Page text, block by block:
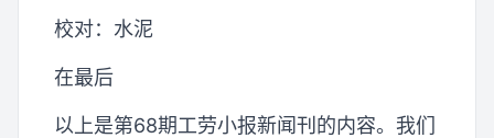
校对：水泥
在最后
以上是第68期工劳小报新闻刊的内容。我们